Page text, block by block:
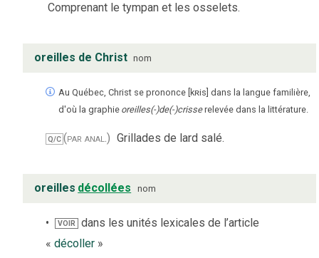
Comprenant le tympan et les osselets.
oreilles de Christ nom
Au Québec, Christ se prononce [kʀis] dans la langue familière,
d'où la graphie oreilles(-)de(-)crisserelevée dans la littérature.
Q/C (par anal.) Grillades de lard salé.
oreilles décollées nom
VOIR
dans les unités lexicales de l’article
« décoller »